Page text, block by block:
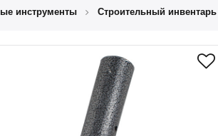
инструменты Строительный инвентарь